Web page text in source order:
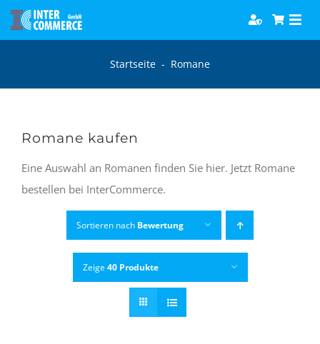
Zum
Inhalt
Hörbücher
Startseite - Romane
Romane kaufen
Eine Auswahl an Romanen finden Sie hier. Jetzt Romane
bestellen bei InterCommerce.
Sortieren nach Bewertung
Zeige 40 Produkte